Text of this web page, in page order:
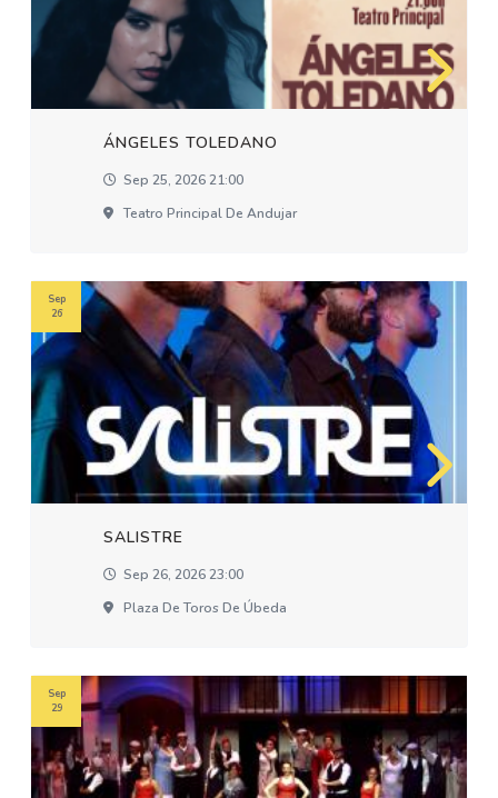
ÁNGELES TOLEDANO
Sep 25, 2026 21:00
Teatro Principal De Andujar
SALISTRE
Sep 26, 2026 23:00
Plaza De Toros De Úbeda
Sep
26
Sep
29